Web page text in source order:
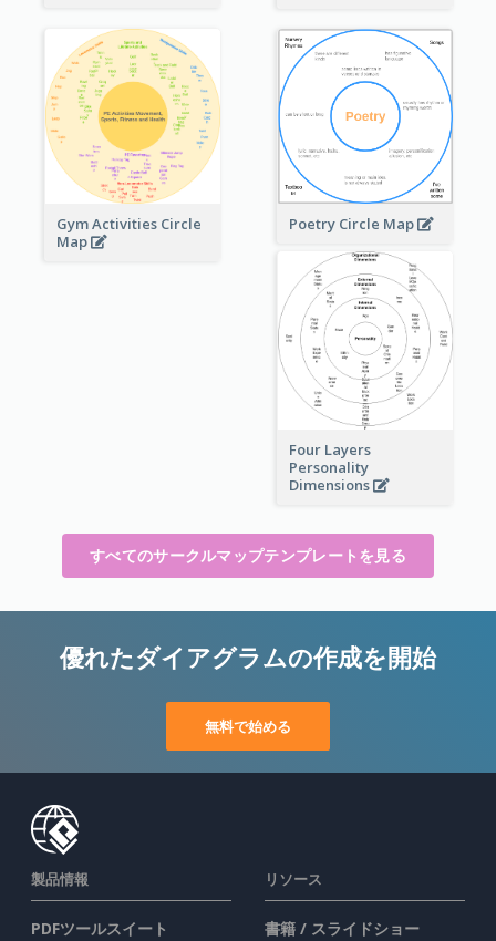
Gym Activities Circle
Map
Poetry Circle Map
Four Layers
Personality
Dimensions
すべてのサークルマップテンプレートを見る
優れたダイアグラムの作成を開始
無料で始める
製品情報
PDFツールスイート
リソース
書籍 / スライドショー